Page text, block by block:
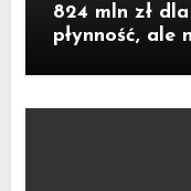
824 mln zł
płynność, ale